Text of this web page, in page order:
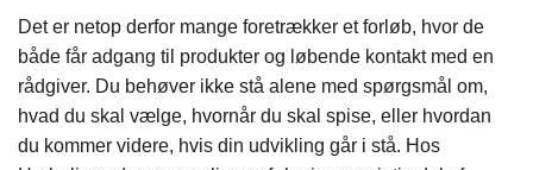
Det er netop derfor mange foretrækker et forløb, hvor de
både får adgang til produkter og løbende kontakt med en
rådgiver. Du behøver ikke stå alene med spørgsmål om,
hvad du skal vælge, hvornår du skal spise, eller hvordan
du kommer videre, hvis din udvikling går i stå. Hos